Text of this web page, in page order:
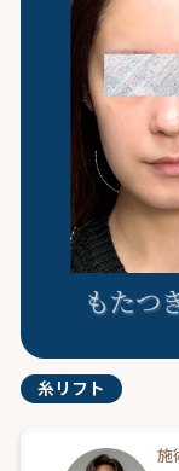
糸リフト
施